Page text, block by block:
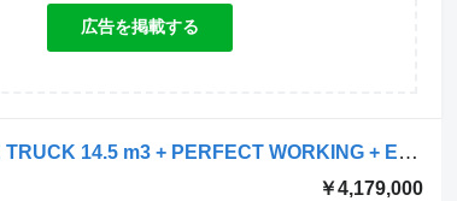
広告を掲載する
Mercedes-Benz AXOR 1829 +FAUN GARBAGE TRUCK 14.5 m3 + PERFECT WORKING + EURO 5
￥4,179,000